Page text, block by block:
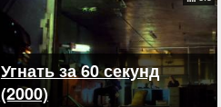
Угнать за 60 секунд
(2000)